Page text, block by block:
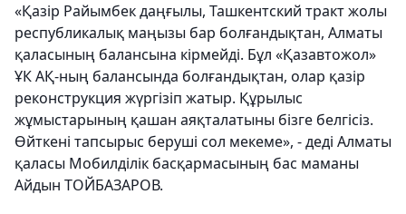
«Қазір Райымбек даңғылы, Ташкентский тракт жолы
республикалық маңызы бар болғандықтан, Алматы
қаласының балансына кірмейді. Бұл «Қазавтожол»
ҰК АҚ-ның балансында болғандықтан, олар қазір
реконструкция жүргізіп жатыр. Құрылыс
жұмыстарының қашан аяқталатыны бізге белгісіз.
Өйткені тапсырыс беруші сол мекеме», - деді Алматы
қаласы Мобилділік басқармасының бас маманы
Айдын ТОЙБАЗАРОВ.